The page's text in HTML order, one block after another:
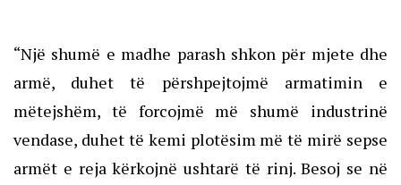
“Një shumë e madhe parash shkon për mjete dhe
armë, duhet të përshpejtojmë armatimin e
mëtejshëm, të forcojmë më shumë industrinë
vendase, duhet të kemi plotësim më të mirë sepse
armët e reja kërkojnë ushtarë të rinj. Besoj se në